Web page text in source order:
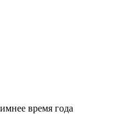
время года